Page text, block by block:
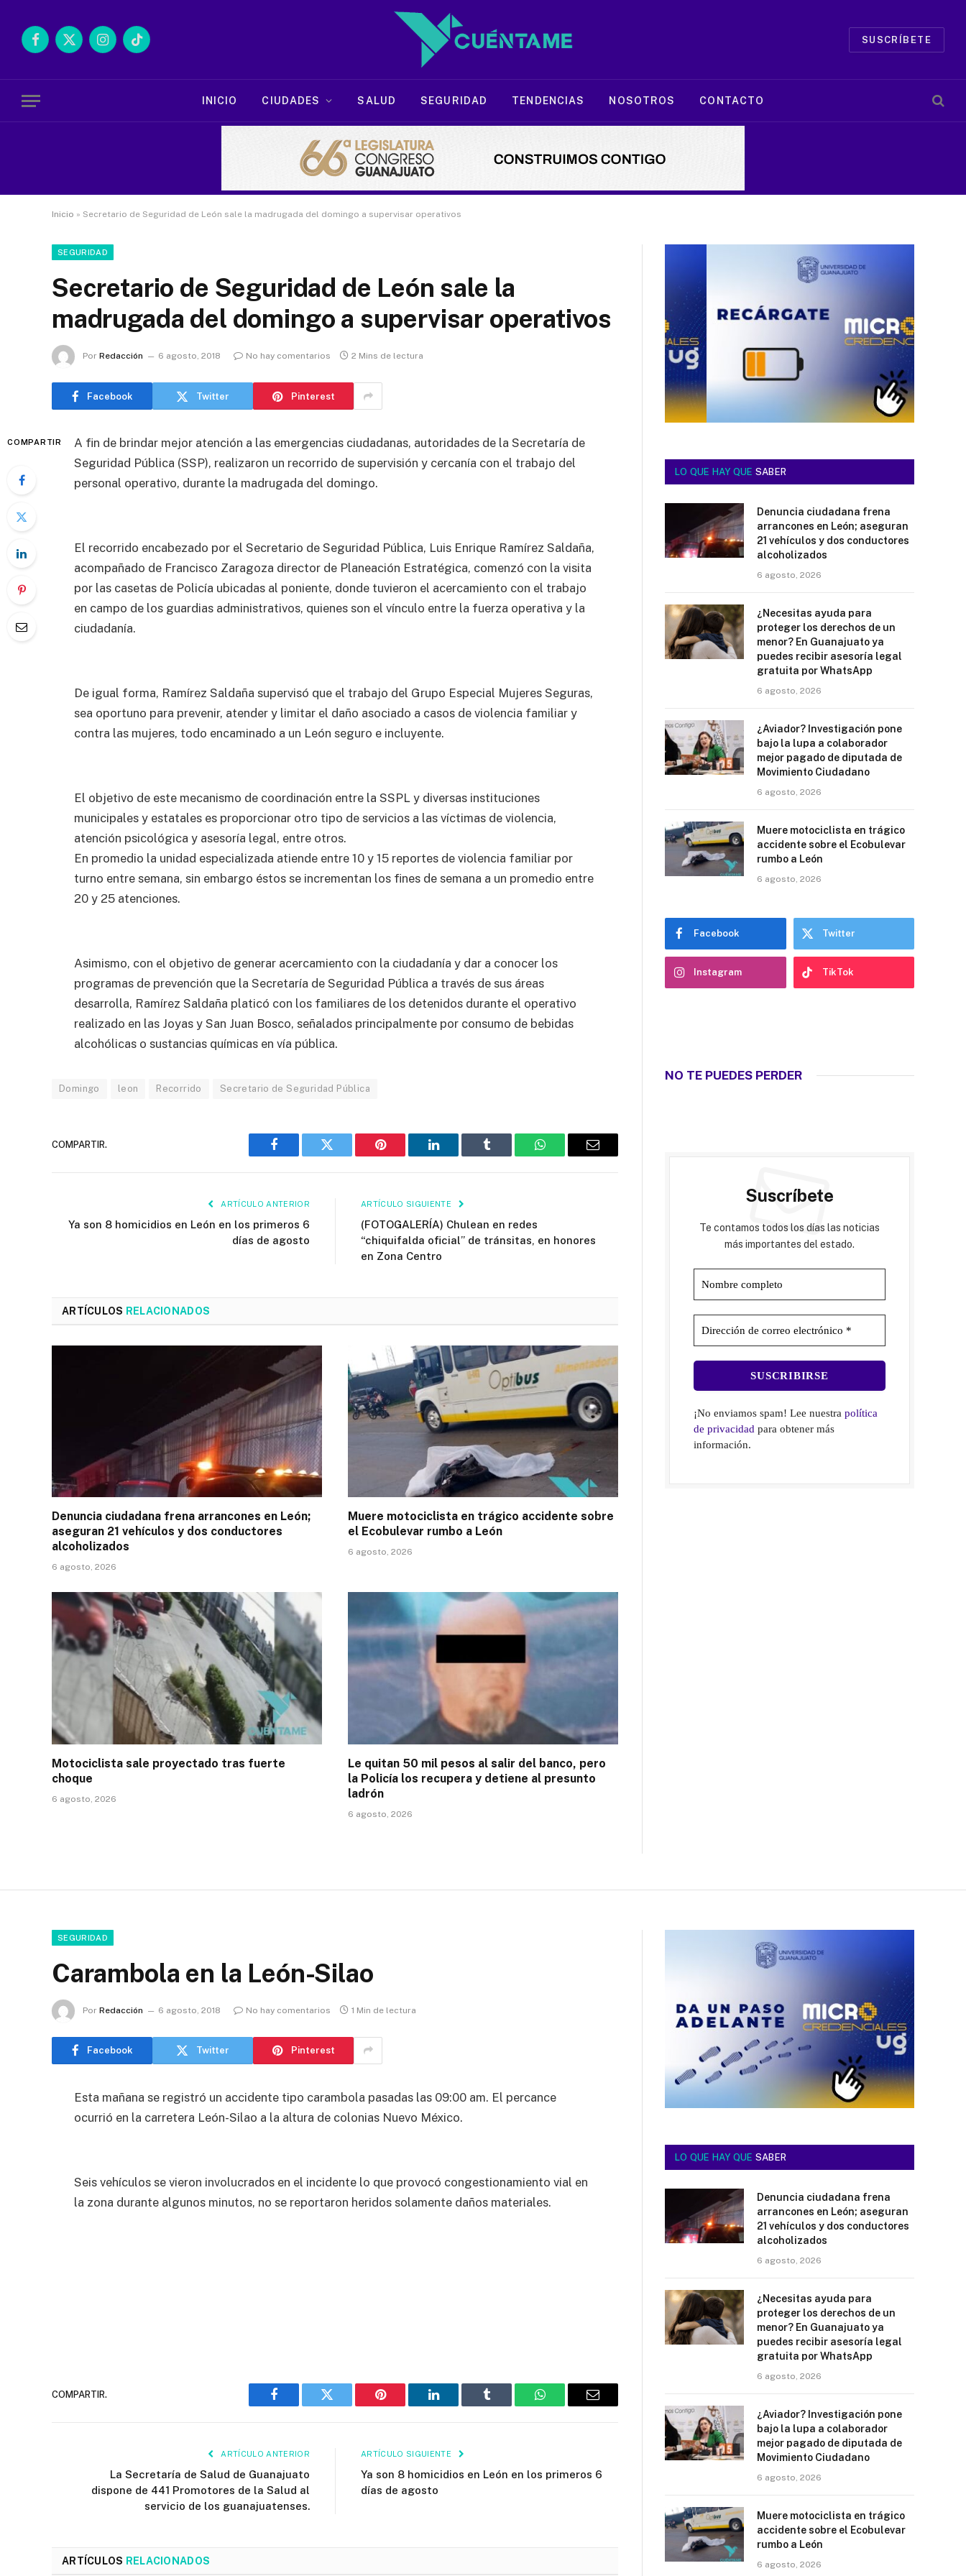
Facebook
X
InstagramTikTok
SUSCRÍBETE
INICIO CIUDADES SALUD SEGURIDAD TENDENCIAS NOSOTROS CONTACTO
Inicio » Secretario de Seguridad de León sale la madrugada del domingo a supervisar operativos
SEGURIDAD
Secretario de Seguridad de León sale la
madrugada del domingo a supervisar operativos
Por Redacción 6 agosto, 2018 No hay comentarios 2 Mins de lectura
Facebook Twitter Pinterest
COMPARTIR
A fin de brindar mejor atención a las emergencias ciudadanas, autoridades de la Secretaría de
Seguridad Pública (SSP), realizaron un recorrido de supervisión y cercanía con el trabajo del
personal operativo, durante la madrugada del domingo.
El recorrido encabezado por el Secretario de Seguridad Pública, Luis Enrique Ramírez Saldaña,
acompañado de Francisco Zaragoza director de Planeación Estratégica, comenzó con la visita
por las casetas de Policía ubicadas al poniente, donde tuvieron el acercamiento con el trabajo
en campo de los guardias administrativos, quienes son el vínculo entre la fuerza operativa y la
ciudadanía.
De igual forma, Ramírez Saldaña supervisó que el trabajo del Grupo Especial Mujeres Seguras,
sea oportuno para prevenir, atender y limitar el daño asociado a casos de violencia familiar y
contra las mujeres, todo encaminado a un León seguro e incluyente.
El objetivo de este mecanismo de coordinación entre la SSPL y diversas instituciones
municipales y estatales es proporcionar otro tipo de servicios a las víctimas de violencia,
atención psicológica y asesoría legal, entre otros.
En promedio la unidad especializada atiende entre 10 y 15 reportes de violencia familiar por
turno entre semana, sin embargo éstos se incrementan los fines de semana a un promedio entre
20 y 25 atenciones.
Asimismo, con el objetivo de generar acercamiento con la ciudadanía y dar a conocer los
programas de prevención que la Secretaría de Seguridad Pública a través de sus áreas
desarrolla, Ramírez Saldaña platicó con los familiares de los detenidos durante el operativo
realizado en las Joyas y San Juan Bosco, señalados principalmente por consumo de bebidas
alcohólicas o sustancias químicas en vía pública.
Domingo leon Recorrido Secretario de Seguridad Pública
COMPARTIR.
Facebook Twitter Pinterest LinkedIn Tumblr WhatsAppEmail
ARTÍCULO ANTERIOR
Ya son 8 homicidios en León en los primeros 6
días de agosto
ARTÍCULO SIGUIENTE
(FOTOGALERÍA) Chulean en redes
“chiquifalda oficial” de tránsitas, en honores
en Zona Centro
ARTÍCULOS RELACIONADOS
Denuncia ciudadana frena arrancones en León;
aseguran 21 vehículos y dos conductores
alcoholizados
6 agosto, 2026
Muere motociclista en trágico accidente sobre
el Ecobulevar rumbo a León
6 agosto, 2026
Motociclista sale proyectado tras fuerte
choque
6 agosto, 2026
Le quitan 50 mil pesos al salir del banco, pero
la Policía los recupera y detiene al presunto
ladrón
6 agosto, 2026
LO QUE HAY QUE SABER
Denuncia ciudadana frena
arrancones en León; aseguran
21 vehículos y dos conductores
alcoholizados
6 agosto, 2026
¿Necesitas ayuda para
proteger los derechos de un
menor? En Guanajuato ya
puedes recibir asesoría legal
gratuita por WhatsApp
6 agosto, 2026
¿Aviador? Investigación pone
bajo la lupa a colaborador
mejor pagado de diputada de
Movimiento Ciudadano
6 agosto, 2026
Muere motociclista en trágico
accidente sobre el Ecobulevar
rumbo a León
6 agosto, 2026
Facebook Twitter
Instagram TikTok
NO TE PUEDES PERDER
Suscríbete
Te contamos todos los días las noticias
más importantes del estado.
¡No enviamos spam! Lee nuestrapolítica
de privacidad para obtener más
información.
SEGURIDAD
Carambola en la León-Silao
Por Redacción 6 agosto, 2018 No hay comentarios 1 Min de lectura
Facebook Twitter Pinterest
Esta mañana se registró un accidente tipo carambola pasadas las 09:00 am. El percance
ocurrió en la carretera León-Silao a la altura de colonias Nuevo México.
Seis vehículos se vieron involucrados en el incidente lo que provocó congestionamiento vial en
la zona durante algunos minutos, no se reportaron heridos solamente daños materiales.
COMPARTIR.
Facebook Twitter Pinterest LinkedIn Tumblr WhatsAppEmail
ARTÍCULO ANTERIOR
La Secretaría de Salud de Guanajuato
dispone de 441 Promotores de la Salud al
servicio de los guanajuatenses.
ARTÍCULO SIGUIENTE
Ya son 8 homicidios en León en los primeros 6
días de agosto
ARTÍCULOS RELACIONADOS
LO QUE HAY QUE SABER
Denuncia ciudadana frena
arrancones en León; aseguran
21 vehículos y dos conductores
alcoholizados
6 agosto, 2026
¿Necesitas ayuda para
proteger los derechos de un
menor? En Guanajuato ya
puedes recibir asesoría legal
gratuita por WhatsApp
6 agosto, 2026
¿Aviador? Investigación pone
bajo la lupa a colaborador
mejor pagado de diputada de
Movimiento Ciudadano
6 agosto, 2026
Muere motociclista en trágico
accidente sobre el Ecobulevar
rumbo a León
6 agosto, 2026